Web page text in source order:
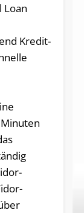
Loan
Kredit-